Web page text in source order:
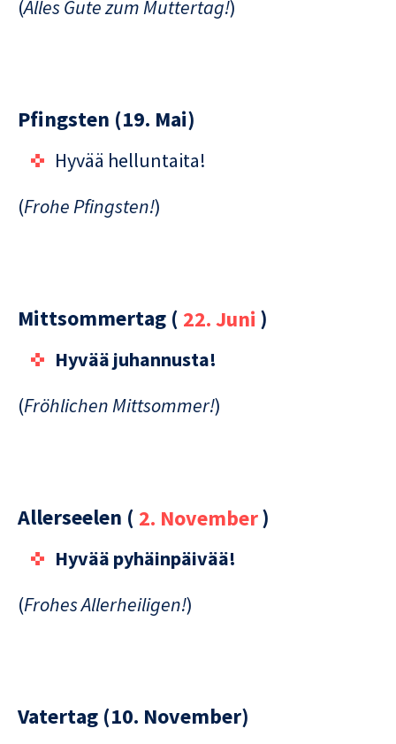
(Alles Gute zum Muttertag!)
Pfingsten (19. Mai)
Hyvää helluntaita!
(Frohe Pfingsten!)
Mittsommertag ( 22. Juni )
Hyvää juhannusta!
(Fröhlichen Mittsommer!)
Allerseelen ( 2. November)
Hyvää pyhäinpäivää!
(Frohes Allerheiligen!)
Vatertag (10. November)